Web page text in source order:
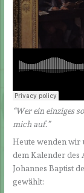
“Wer ein einziges
mich auf.”
Heute wenden wir
dem Kalender des
Johannes Baptist
gewählt: